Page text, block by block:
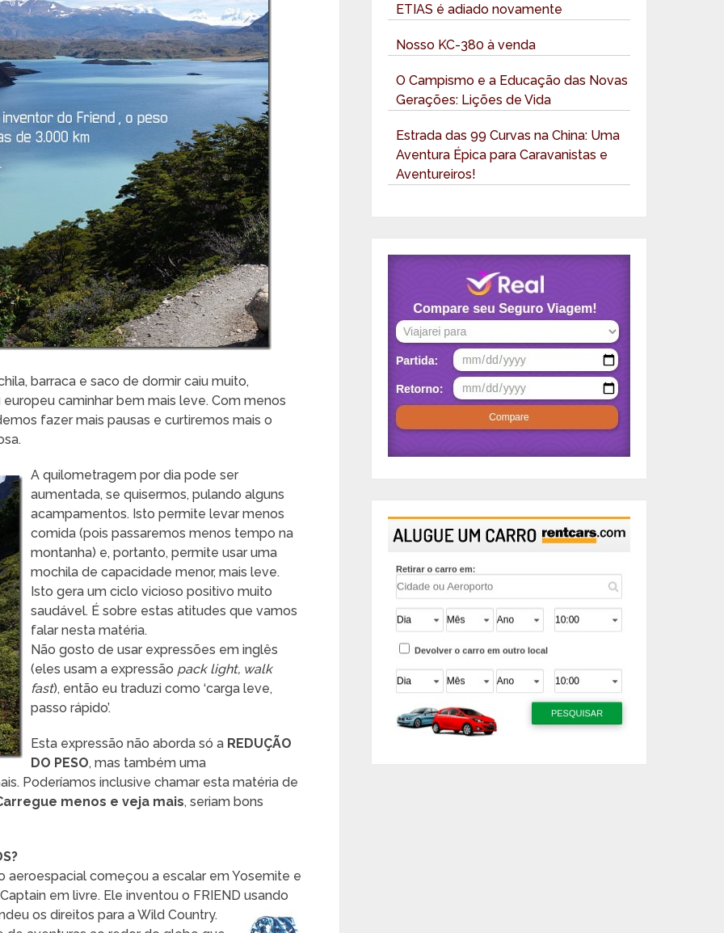
barraca e saco de dormir caiu muito,
caminhar bem mais leve. Com menos
fazer mais pausas e curtiremos mais o
A quilometragem por dia pode ser
aumentada, se quisermos, pulando alguns
acampamentos. Isto permite levar menos
comida (pois passaremos menos tempo na
montanha) e, portanto, permite usar uma
mochila de capacidade menor, mais leve.
Isto gera um ciclo vicioso positivo muito
saudável. É sobre estas atitudes que vamos
falar nesta matéria.
Não gosto de usar expressões em inglês
(eles usam a expressão pack light, walk
fast), então eu traduzi como ‘carga leve,
passo rápido’.
Esta expressão não aborda só a REDUÇÃO
DO PESO, mas também uma
Poderíamos inclusive chamar esta matéria de
menos e veja mais, seriam bons
aeroespacial começou a escalar em Yosemite e
em livre. Ele inventou o FRIEND usando
os direitos para a Wild Country.
ETIAS é adiado novamente
Nosso KC-380 à venda
O Campismo e a Educação das Novas
Gerações: Lições de Vida
Estrada das 99 Curvas na China: Uma
Aventura Épica para Caravanistas e
Aventureiros!